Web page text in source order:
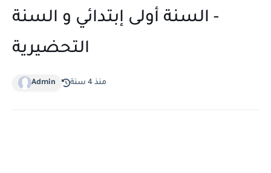
- السنة أولى إبتدائي و السنة
التحضيرية
Admin منذ 4 سنة